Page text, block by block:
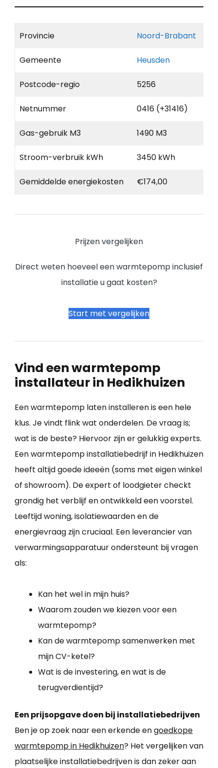
Provincie Noord-Brabant
Gemeente Heusden
Postcode-regio 5256
Netnummer 0416 (+31416)
Gas-gebruik M3 1490 M3
Stroom-verbruik kWh 3450 kWh
Gemiddelde energiekosten €174,00
Prijzen vergelijken
Direct weten hoeveel een warmtepomp inclusief
installatie u gaat kosten?
Start met vergelijken
Vind een warmtepomp
installateur in Hedikhuizen
Een warmtepomp laten installeren is een hele
klus. Je vindt flink wat onderdelen. De vraag is;
wat is de beste? Hiervoor zijn er gelukkig experts.
Een warmtepomp installatiebedrijf in Hedikhuizen
heeft altijd goede ideeën (soms met eigen winkel
of showroom). De expert of loodgieter checkt
grondig het verblijf en ontwikkeld een voorstel.
Leeftijd woning, isolatiewaarden en de
energievraag zijn cruciaal. Een leverancier van
verwarmingsapparatuur ondersteunt bij vragen
als:
Kan het wel in mijn huis?
Waarom zouden we kiezen voor een
warmtepomp?
Kan de warmtepomp samenwerken met
mijn CV-ketel?
Wat is de investering, en wat is de
terugverdientijd?
Een prijsopgave doen bij installatiebedrijven
Ben je op zoek naar een erkende engoedkope
warmtepomp in Hedikhuizen? Het vergelijken van
plaatselijke installatiebedrijven is dan zeker aan